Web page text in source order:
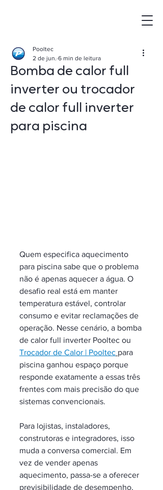
Bomba de calor full
inverter ou trocador
de calor full inverter
para piscina
Pooltec
2 de jun. 6 min de leitura
Quem especifica aquecimento
para piscina sabe que o problema
não é apenas aquecer a água. O
desafio real está em manter
temperatura estável, controlar
consumo e evitar reclamações de
operação. Nesse cenário, a bomba
de calor full inverter Pooltec ou
Trocador de Calor | Pooltec para
piscina ganhou espaço porque
responde exatamente a essas três
frentes com mais precisão do que
sistemas convencionais.
Para lojistas, instaladores,
construtoras e integradores, isso
muda a conversa comercial. Em
vez de vender apenas
aquecimento, passa-se a oferecer
previsibilidade de desempenho,